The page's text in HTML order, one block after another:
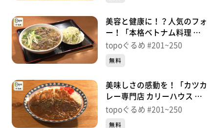
美容と健康に！？人気のフォ
ー！「本格ベトナム料理 フ
ォーベトナム」（青葉区宮
topoぐるめ #201~250
無料
美味しさの感動を！「カツカ
レー専門店 カリーハウス マ
シャーーラ」（泉区旭丘堤）
topoぐるめ #201~250
無料